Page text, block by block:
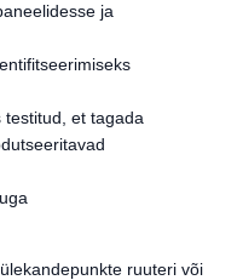
ja
testitud, et tagada
ruuteri või